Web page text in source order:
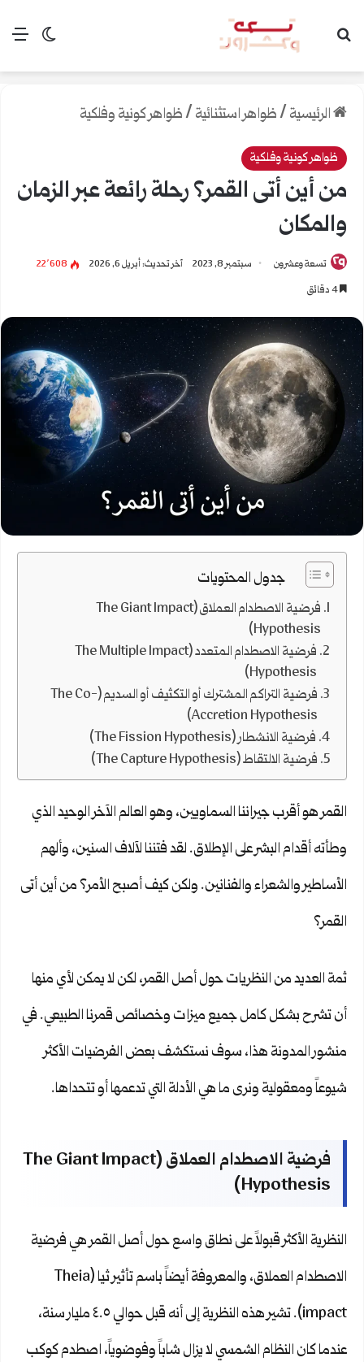
الوضع
الرئيسية /ظواهر استثنائية /ظواهر كونية وفلكية
ظواهر كونية وفلكية
من أين أتى القمر؟ رحلة رائعة عبر الزمان
والمكان
تسعة وعشرون سبتمبر 8, 2023 آخر تحديث: أبريل 6, 2026
22٬608
جدول المحتويات
فرضية الاصطدام العملاق (The Giant Impact
Hypothesis)
فرضية الاصطدام المتعدد (The Multiple Impact
Hypothesis)
فرضية التراكم المشترك أو التكثيف أو السديم (The Co-
Accretion Hypothesis)
فرضية الانشطار (The Fission Hypothesis)
فرضية الالتقاط (The Capture Hypothesis)
القمر هو أقرب جيراننا السماويين، وهو العالم الآخر الوحيد الذي
وطأته أقدام البشر على الإطلاق. لقد فتننا لآلاف السنين، وألهم
الأساطير والشعراء والفنانين. ولكن كيف أصبح الأمر؟ من أين أتى
القمر؟
ثمة العديد من النظريات حول أصل القمر، لكن لا يمكن لأي منها
أن تشرح بشكل كامل جميع ميزات وخصائص قمرنا الطبيعي. في
منشور المدونة هذا، سوف نستكشف بعض الفرضيات الأكثر
شيوعاً ومعقولية ونرى ما هي الأدلة التي تدعمها أو تتحداها.
فرضية الاصطدام العملاق (The Giant Impact
Hypothesis)
النظرية الأكثر قبولاً على نطاق واسع حول أصل القمر هي فرضية
الاصطدام العملاق، والمعروفة أيضاً باسم تأثير ثيا (Theia
impact). تشير هذه النظرية إلى أنه قبل حوالي ٤.٥ مليار سنة،
عندما كان النظام الشمسي لا يزال شاباً وفوضوياً، اصطدم كوكب